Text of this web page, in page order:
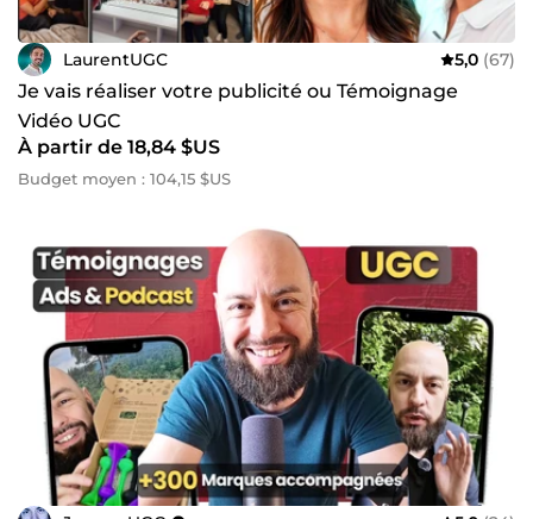
LaurentUGC 5,0 (67)
Je vais réaliser votre publicité ou Témoignage
Vidéo UGC
À partir de 18,84 $US
Budget moyen : 104,15 $US